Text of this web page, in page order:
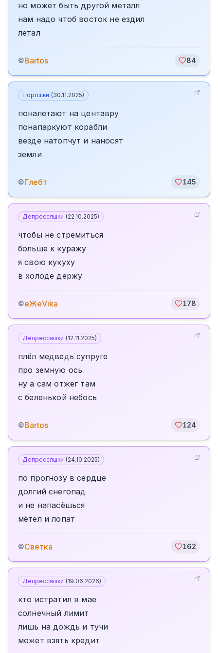
но может быть другой металл
нам надо чтоб восток не ездил
летал
©Bartos 84
Порошки (30.11.2025)
поналетают на центавру
понапаркуют корабли
везде натопчут и наносят
земли
©Глебт 145
Депрессяшки (22.10.2025)
чтобы не стремиться
больше к куражу
я свою кукуху
в холоде держу
©еЖеVika 178
Депрессяшки (12.11.2025)
плёл медведь супруге
про земную ось
ну а сам отжёг там
с беленькой небось
©Bartos 124
Депрессяшки (24.10.2025)
по прогнозу в сердце
долгий снегопад
и не напасёшься
мётел и лопат
©Светка 162
Депрессяшки (19.06.2026)
кто истратил в мае
солнечный лимит
лишь на дождь и тучи
может взять кредит